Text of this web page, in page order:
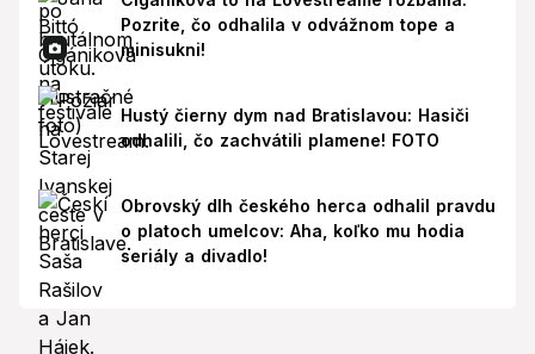
Pozrite, čo odhalila v odvážnom tope a
minisukni!
Hustý čierny dym nad Bratislavou: Hasiči
odhalili, čo zachvátili plamene! FOTO
Obrovský dlh českého herca odhalil pravdu
o platoch umelcov: Aha, koľko mu hodia
seriály a divadlo!